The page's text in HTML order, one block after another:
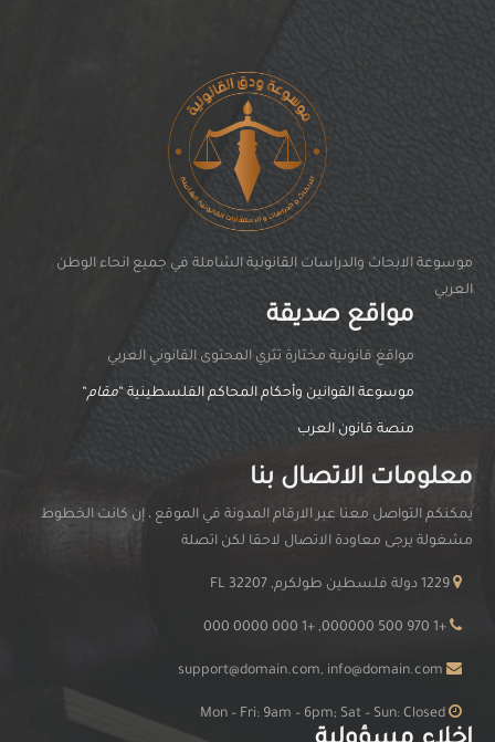
موسوعة الابحاث والدراسات القانونية الشاملة في جميع انحاء الوطن
العربي
مواقع صديقة
مواقغ قانونية مختارة تثري المحتوى القانوني العربي
موسوعة القوانين وأحكام المحاكم الفلسطينية “مقام“
منصة قانون العرب
معلومات الاتصال بنا
يمكنكم التواصل معنا عبر الارقام المدونة في الموقع ، إن كانت الخطوط
مشغولة يرجى معاودة الاتصال لاحقا لكن اتصلة
+1 970 500 000000, +1 000 0000 000